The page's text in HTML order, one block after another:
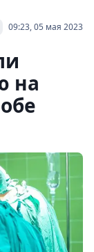
09:23, 05 мая 2023
на